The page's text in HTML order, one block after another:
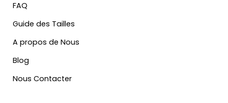
FAQ
Guide des Tailles
A propos de Nous
Blog
Nous Contacter